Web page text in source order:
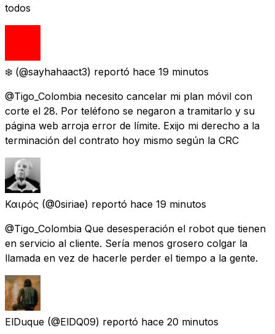
todos
❄️ (@sayhahaact3) reportó hace 19 minutos
@Tigo_Colombia necesito cancelar mi plan móvil con
corte el 28. Por teléfono se negaron a tramitarlo y su
página web arroja error de límite. Exijo mi derecho a la
terminación del contrato hoy mismo según la CRC
Καιρός (@0siriae) reportó hace 19 minutos
@Tigo_Colombia Que desesperación el robot que tienen
en servicio al cliente. Sería menos grosero colgar la
llamada en vez de hacerle perder el tiempo a la gente.
ElDuque (@ElDQ09) reportó hace 20 minutos